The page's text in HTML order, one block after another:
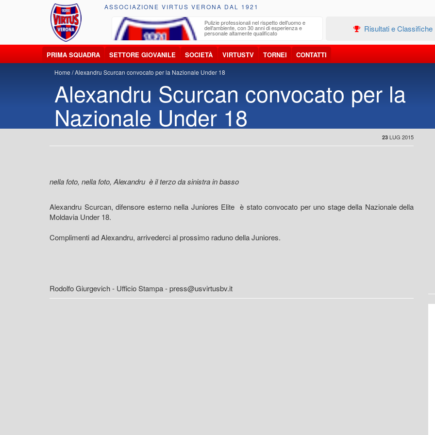
ASSOCIAZIONE VIRTUS VERONA DAL 1921
trasporto, smaltimento e recupero di Pulizie professionali nel rispetto dell'uomo e
dell'ambiente, con 30 anni di esperienza e
personale altamente qualificato Risultati e Classifiche
PRIMA SQUADRA SETTORE GIOVANILE SOCIETÀ VIRTUSTV TORNEI CONTATTI
Home Alexandru Scurcan convocato per la Nazionale Under 18
Alexandru Scurcan convocato per la
Nazionale Under 18
23 LUG 2015
nella foto, nella foto, Alexandru è il terzo da sinistra in basso
Alexandru Scurcan, difensore esterno nella Juniores Elite è stato convocato per uno stage della Nazionale della
Moldavia Under 18.
Complimenti ad Alexandru, arrivederci al prossimo raduno della Juniores.
Rodolfo Giurgevich - Ufficio Stampa - press@usvirtusbv.it